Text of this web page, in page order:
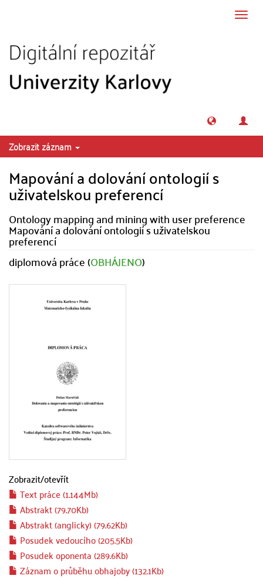
Zobrazit záznam
Mapování a dolování ontologií s
uživatelskou preferencí
Ontology mapping and mining with user preference
Mapování a dolování ontologií s uživatelskou
preferencí
diplomová práce (OBHÁJENO)
Zobrazit/otevřít
Text práce (1.144Mb)
Abstrakt (79.70Kb)
Abstrakt (anglicky) (79.62Kb)
Posudek vedoucího (205.5Kb)
Posudek oponenta (289.6Kb)
Záznam o průběhu obhajoby (132.1Kb)